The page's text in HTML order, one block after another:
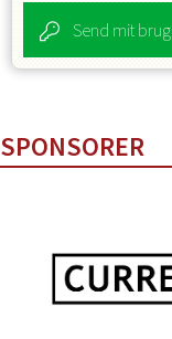
Send mit
SPONSORER